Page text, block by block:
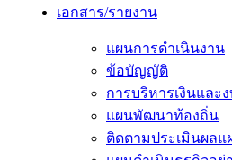
เอกสาร/รายงาน
แผนการดำเนินงาน
ข้อบัญญัติ
การบริหารเงินและ
แผนพัฒนาท้องถิ่น
ติดตามประเมินผล